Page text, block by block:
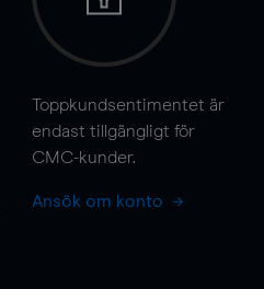
Toppkundsentimentet är
endast tillgängligt för
CMC-kunder.
Ansök om konto